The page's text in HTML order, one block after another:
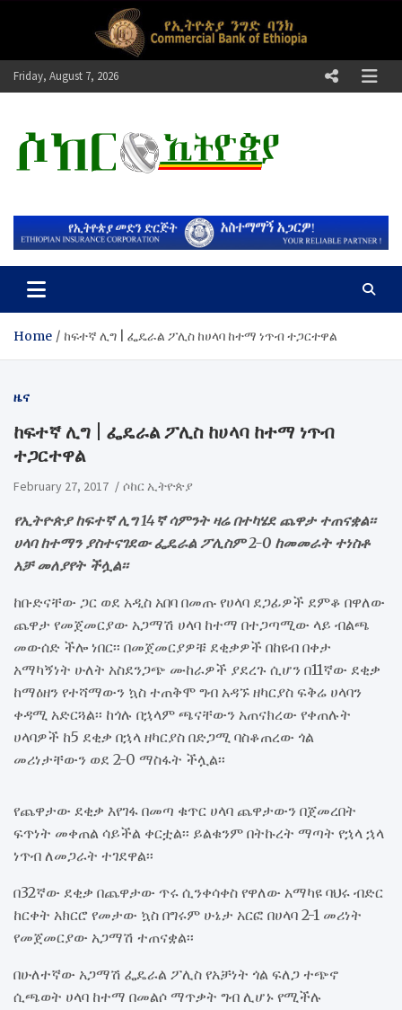
Friday, August 7, 2026
ሶከር ኢትዮጵያ
Home ከፍተኛ ሊግ | ፌዴራል ፖሊስ ከሀላባ ከተማ ነጥብ ተጋርተዋል
ዜና
ከፍተኛ ሊግ | ፌዴራል ፖሊስ ከሀላባ ከተማ ነጥብ
ተጋርተዋል
February 27, 2017 ሶከር ኢትዮጵያ
የኢትዮጵያ ከፍተኛ ሊግ 14ኛ ሳምንት ዛሬ በተካሄደ ጨዋታ ተጠናቋል፡፡
ሀላባ ከተማን ያስተናገደው ፌዴራል ፖሊስም 2-0 ከመመራት ተነስቶ
አቻ መለያየት ችሏል፡፡
ከቡድናቸው ጋር ወደ አዲስ አበባ በመጡ የሀላባ ደጋፊዎች ደምቆ በዋለው
ጨዋታ የመጀመርያው አጋማሽ ሀላባ ከተማ በተጋጣሚው ላይ ብልጫ
መውሰድ ችሎ ነበር፡፡ በመጀመርያዎቹ ደቂቃዎች በከዩብ በቀታ
አማካኝነት ሁለት አስደንጋጭ ሙከራዎች ያደረጉ ሲሆን በ11ኛው ደቂቃ
ከማዕዘን የተሻማውን ኳስ ተጠቅሞ ግብ አዳኙ ዘካርያስ ፍቅሬ ሀላባን
ቀዳሚ አድርጓል፡፡ ከጎሉ በኋላም ጫናቸውን አጠናክረው የቀጠሉት
ሀላባዎች ከ5 ደቂቃ በኋላ ዘካርያስ በድጋሚ ባስቆጠረው ጎል
መሪነታቸውን ወደ 2-0 ማስፋት ችሏል፡፡
የጨዋታው ደቂቃ እየገፋ በመጣ ቁጥር ሀላባ ጨዋታውን በጀመረበት
ፍጥነት መቀጠል ሳይችል ቀርቷል፡፡ ይልቁንም በትኩረት ማጣት የኋላ ኋላ
ነጥብ ለመጋራት ተገደዋል፡፡
በ32ኛው ደቂቃ በጨዋታው ጥሩ ሲንቀሳቀስ የዋለው አማካዩ ባህሩ ብድር
ከርቀት አክርሮ የመታው ኳስ በግሩም ሁኔታ አርፎ በሀላባ 2-1 መሪነት
የመጀመርያው አጋማሽ ተጠናቋል፡፡
በሁለተኛው አጋማሽ ፌዴራል ፖሊስ የአቻነት ጎል ፍለጋ ተጭኖ
ሲጫወት ሀላባ ከተማ በመልሶ ማጥቃት ግብ ሊሆኑ የሚችሉ